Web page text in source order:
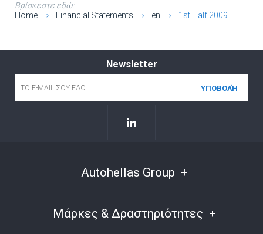
Βρίσκεστε εδώ:
Home
Financial Statements en 1st Half 2009
Newsletter
Autohellas Group
Μάρκες & Δραστηριότητες